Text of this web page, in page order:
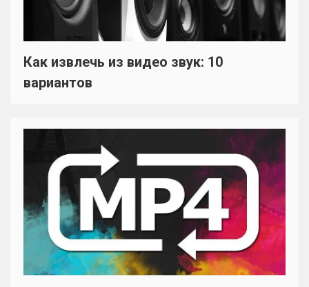
Как извлечь из видео звук: 10
вариантов